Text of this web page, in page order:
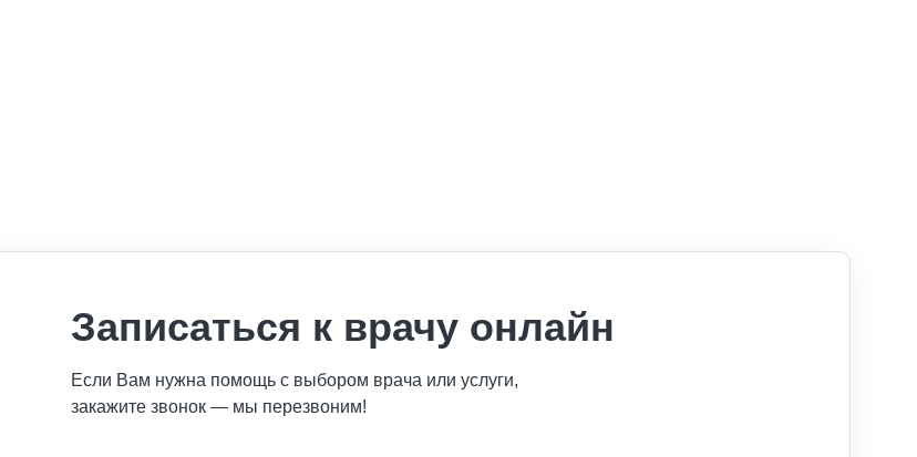
Записаться к врачу онлайн
Если Вам нужна помощь с выбором врача или услуги,
закажите звонок — мы перезвоним!